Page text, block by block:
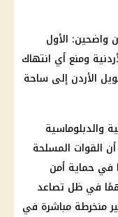
واضحين: الأول
ومنع أي انتهاك
الأردن إلى ساحة
والدبلوماسية
القوات المسلحة
في حماية أمن
في ظل تصاعد
منخرطة مباشرة في